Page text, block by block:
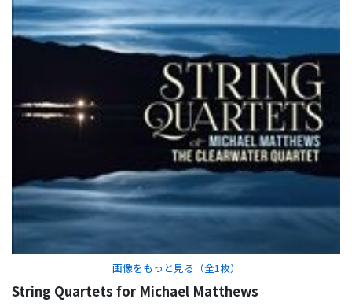
画像をもっと見る（全1 枚）
String Quartets for Michael Matthews